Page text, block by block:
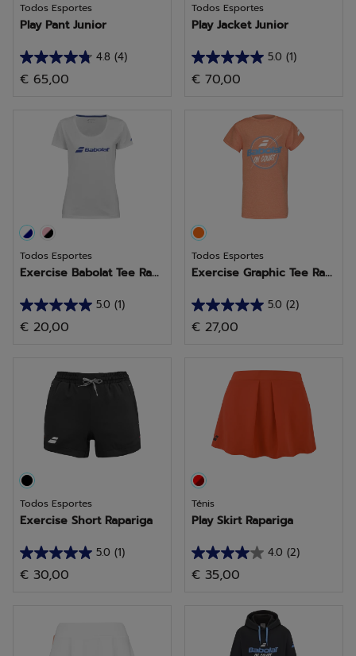
Todos Esportes
Play Pant Junior
4.8 (4)
4.8
em
estrelas.
€ 65,00
Todos Esportes
Play Jacket Junior
5.0 (1)
5.0
em
estrelas.
€ 70,00
Todos Esportes
Exercise Babolat Tee Ra...
5.0 (1)
5.0
em
estrelas.
análise
€ 20,00
Todos Esportes
Exercise Graphic Tee Ra...
5.0 (2)
5.0
em
estrelas.
análises
€ 27,00
Todos Esportes
Exercise Short Rapariga
5.0 (1)
5.0
em
€ 30,00
Ténis
Play Skirt Rapariga
4.0 (2)
4.0
em
€ 35,00